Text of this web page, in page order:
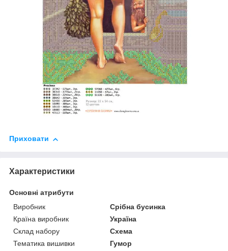
Приховати
Характеристики
Основні атрибути
Виробник
Срібна бусинка
Країна виробник
Україна
Склад набору
Схема
Тематика вишивки
Гумор